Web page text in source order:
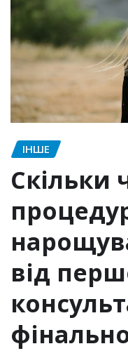
ІНШЕ
Скільки
від